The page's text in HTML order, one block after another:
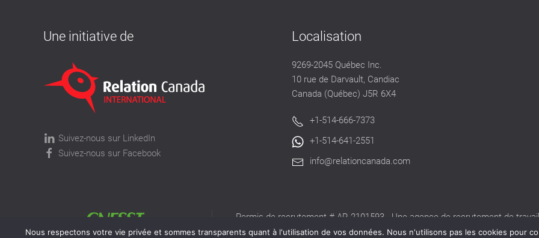
Une initiative de
Suivez-nous sur LinkedIn
Suivez-nous sur Facebook
Localisation
9269-2045 Québec Inc.
10 rue de Darvault, Candiac
Canada (Québec) J5R 6X4
+1-514-666-7373
+1-514-641-2551
info@relationcanada.com
Permis de recrutement # AR-2101593 - Une agence de recrutement de
permis valide délivré par la CNESST pour exercer ses activités au Québec.
Nous respectons votre vie privée et sommes transparents quant à l'utilisation de vos données. Nous n'utilisons pas les cookies pour